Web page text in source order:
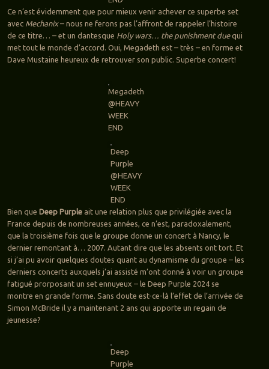
Ce n’est évidemment que pour mieux venir achever ce superbe set
avec Mechanix– nous ne ferons pas l’affront de rappeler l’histoire
de ce titre… – et un dantesque Holy wars… the punishment duequi
met tout le monde d’accord. Oui, Megadeth est – très – en forme et
Dave Mustaine heureux de retrouver son public. Superbe concert!
Megadeth
@HEAVY
WEEK
END
Deep
Purple
@HEAVY
WEEK
END
Bien que Deep Purpleait une relation plus que privilégiée avec la
France depuis de nombreuses années, ce n’est, paradoxalement,
que la troisième fois que le groupe donne un concert à Nancy, le
dernier remontant à… 2007. Autant dire que les absents ont tort. Et
si j’ai pu avoir quelques doutes quant au dynamisme du groupe – les
derniers concerts auxquels j’ai assisté m’ont donné à voir un groupe
fatigué prorposant un set ennuyeux – le Deep Purple 2024 se
montre en grande forme. Sans doute est-ce-là l’effet de l’arrivée de
Simon McBride il y a maintenant 2 ans qui apporte un regain de
jeunesse?
Deep
Purple